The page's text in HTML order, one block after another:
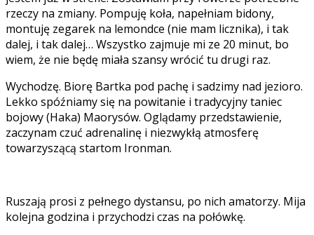
rzeczy na zmiany. Pompuję koła, napełniam bidony,
montuję zegarek na lemondce (nie mam licznika), i tak
dalej, i tak dalej… Wszystko zajmuje mi ze 20 minut, bo
wiem, że nie będę miała szansy wrócić tu drugi raz.
Wychodzę. Biorę Bartka pod pachę i sadzimy nad jezioro.
Lekko spóźniamy się na powitanie i tradycyjny taniec
bojowy (Haka) Maorysów. Oglądamy przedstawienie,
zaczynam czuć adrenalinę i niezwykłą atmosferę
towarzyszącą startom Ironman.
Ruszają prosi z pełnego dystansu, po nich amatorzy. Mija
kolejna godzina i przychodzi czas na połówkę.